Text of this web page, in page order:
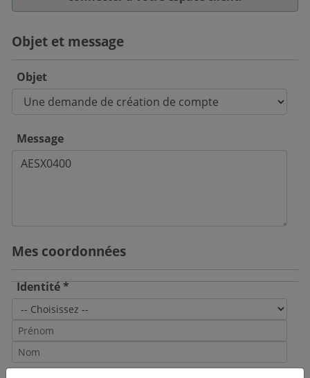
Objet et message
Objet
Message
Mes coordonnées
Identité *